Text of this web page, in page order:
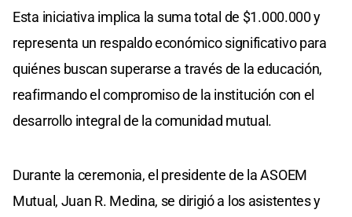
Esta iniciativa implica la suma total de $1.000.000 y
representa un respaldo económico significativo para
quiénes buscan superarse a través de la educación,
reafirmando el compromiso de la institución con el
desarrollo integral de la comunidad mutual.
Durante la ceremonia, el presidente de la ASOEM
Mutual, Juan R. Medina, se dirigió a los asistentes y